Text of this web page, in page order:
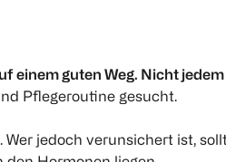
guten Weg. Nicht
Pflegeroutine gesucht.
jedoch verunsichert ist,